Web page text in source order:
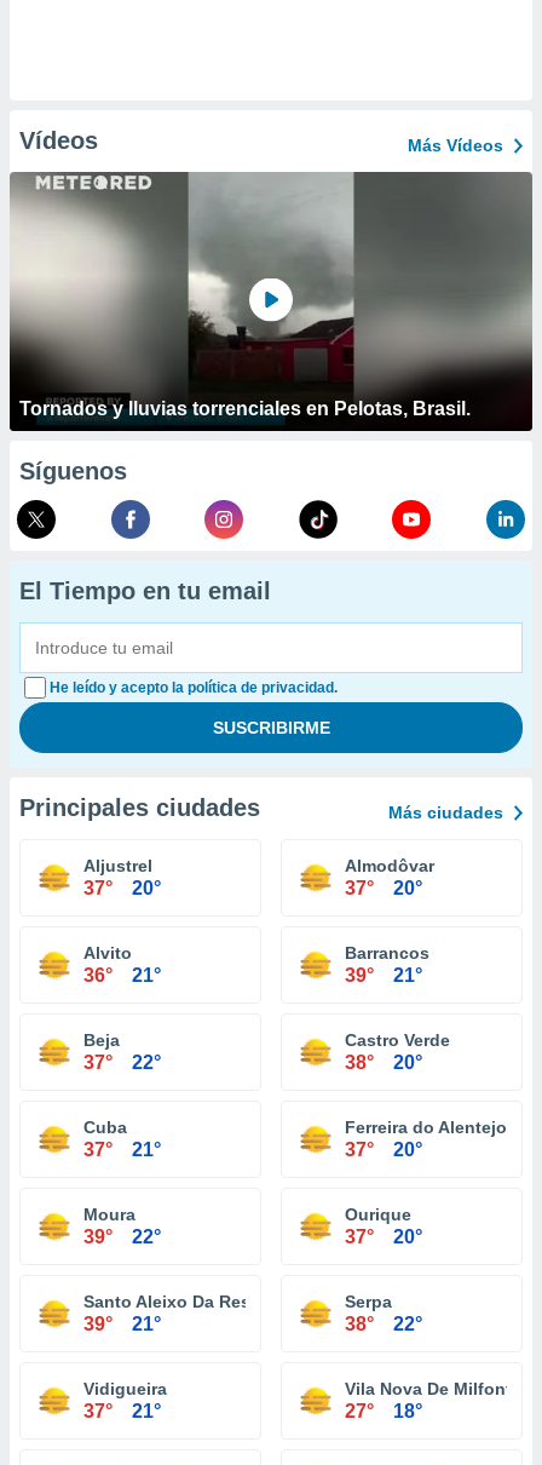
Vídeos Más Vídeos
Tornados y lluvias torrenciales en Pelotas, Brasil.
Síguenos
El Tiempo en tu email
He leído y acepto la política de privacidad.
Principales ciudades Más ciudades
Aljustrel
37° 20°
Almodôvar
37° 20°
Alvito
36° 21°
Barrancos
39° 21°
Beja
37° 22°
Castro Verde
38° 20°
Cuba
37° 21°
Ferreira do Alentejo
37° 20°
Moura
39° 22°
Ourique
37° 20°
Santo Aleixo Da Restauração
39° 21°
Serpa
38° 22°
Vidigueira
37° 21°
Vila Nova De Milfontes
27° 18°